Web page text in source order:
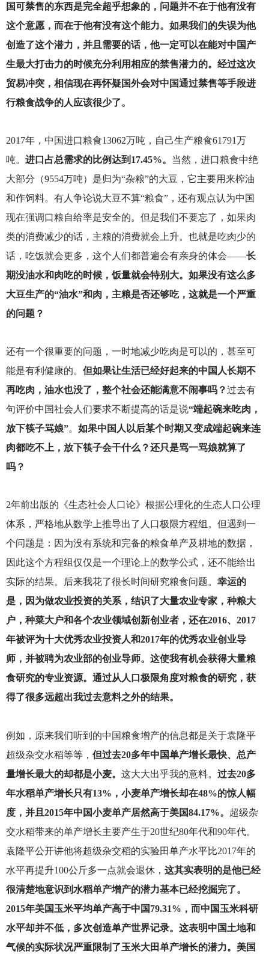
国可禁售的东西是完全超乎想象的，问题并不在于他有没有
这个意愿，而在于他有没有这个能力。如果我们的失误为他
创造了这个潜力，并且需要的话，他一定可以在能对中国产
生最大打击力的时候充分利用相应的禁售潜力的。经过这次
贸易冲突，相信现在再怀疑国外会对中国通过禁售等手段进
行粮食战争的人应该很少了。
2017年，中国进口粮食13062万吨，自己生产粮食61791万
吨。 进口占总需求的比例达到17.45%。 当然，进口粮食中绝
大部分（9554万吨）是归为“杂粮”的大豆，它主要用来榨油
和作饲料。有人争论说大豆不算“粮食”，还有观点认为中国
现在强调口粮自给率是安全的。但是我们不要忘了，如果肉
类的消费减少的话，主粮的消费就会上升。也就是吃肉少的
话，吃饭就会更多，这个人们都普遍会有亲身的体会——长
期没油水和肉吃的时候，饭量就会特别大。如果没有这么多
大豆生产的“油水”和肉，主粮是否还够吃，这就是一个严重
的问题？
还有一个很重要的问题，一时地减少吃肉是可以的，甚至可
能是有利健康的。 但如果让生活已经好起来的中国人长期不
再吃肉，油水也没了，整个社会还能满意不闹事吗？过去有
句评价中国社会人们要求不断提高的话是说“端起碗来吃肉，
放下筷子骂娘”。 如果中国人以后某个时期又变成端起碗来连
肉都吃不上，放下筷子会干什么？还只是骂一骂娘就算了
吗？
2年前出版的《生态社会人口论》根据公理化的生态人口公理
体系，严格地从数学上推导出了人口极限方程组。但遇到一
个问题是：因为没有系统和完备的粮食单产及耕地的数据，
因此这个方程组仅仅是一个理论上的数学公式，还不能给出
实际的结果。后来我花了很长时间研究粮食问题。 幸运的
是，因为做农业投资的关系，结识了大量农业专家，种粮大
户，种菜大户和各个农业领域创新创业者，还在2016、2017
年被评为十大优秀农业投资人和2017年的优秀农业创业导
师，并被聘为农业部的创业导师。这使我有机会获得大量粮
食研究的专业资源。通过从人口极限角度对粮食的研究，获
得了很多远超出我过去意料之外的结果。
例如，原来我们听到的中国粮食增产的信息都是关于袁隆平
超级杂交水稻等等， 但过去20多年中国单产增长最快、总产
量增长最大的却都是小麦。 这大大出乎我的意料。 过去20多
年水稻单产增长只有13%，小麦单产增长却在48%的惊人幅
度，并且2015年中国小麦单产居然高于美国84.17%。 超级杂
交水稻带来的单产增长主要产生于20世纪80年代和90年代。
袁隆平公开讲他将超级杂交稻的实验田单产水平比2017年的
水平再提升100公斤多一点就会退休， 这其实表明的是他已经
很清楚地意识到水稻单产增产的潜力基本已经挖掘完了。
2015年美国玉米平均单产高于中国79.31%，而中国玉米科研
水平却并不低，多次创造单产世界记录。这表明中国土地和
气候的实际状况严重限制了玉米大田单产增长的潜力。美国